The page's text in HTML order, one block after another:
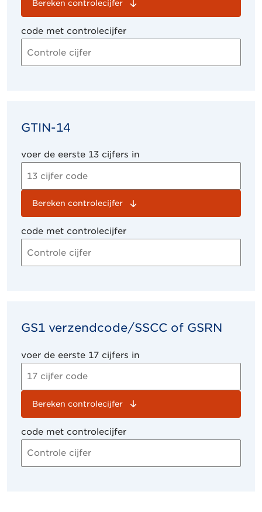
Bereken controlecijfer
code met controlecijfer
GTIN-14
voer de eerste 13 cijfers in
Bereken controlecijfer
code met controlecijfer
GS1 verzendcode/SSCC of GSRN
voer de eerste 17 cijfers in
Bereken controlecijfer
code met controlecijfer